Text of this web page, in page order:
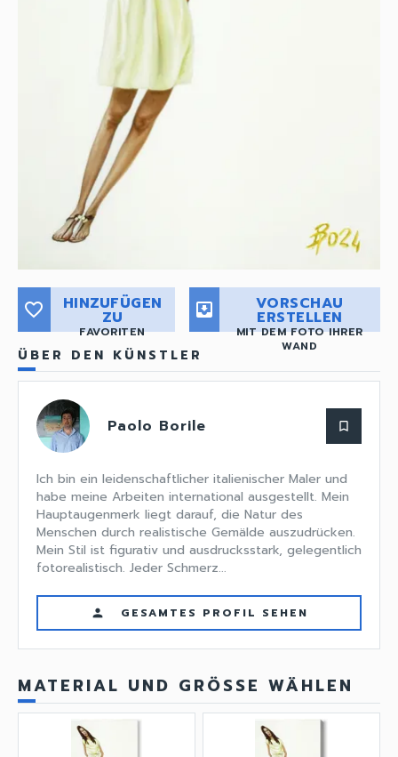
favorite_border HINZUFÜGEN
ZU
FAVORITEN
move_to_inbox VORSCHAU
ERSTELLEN
MIT DEM FOTO IHRER
WAND
ÜBER DEN KÜNSTLER
Paolo Borile bookmark_border
Ich bin ein leidenschaftlicher italienischer Maler und
habe meine Arbeiten international ausgestellt. Mein
Hauptaugenmerk liegt darauf, die Natur des
Menschen durch realistische Gemälde auszudrücken.
Mein Stil ist figurativ und ausdrucksstark, gelegentlich
fotorealistisch. Jeder Schmerz...
person GESAMTES PROFIL SEHEN
MATERIAL UND GRÖSSE WÄHLEN